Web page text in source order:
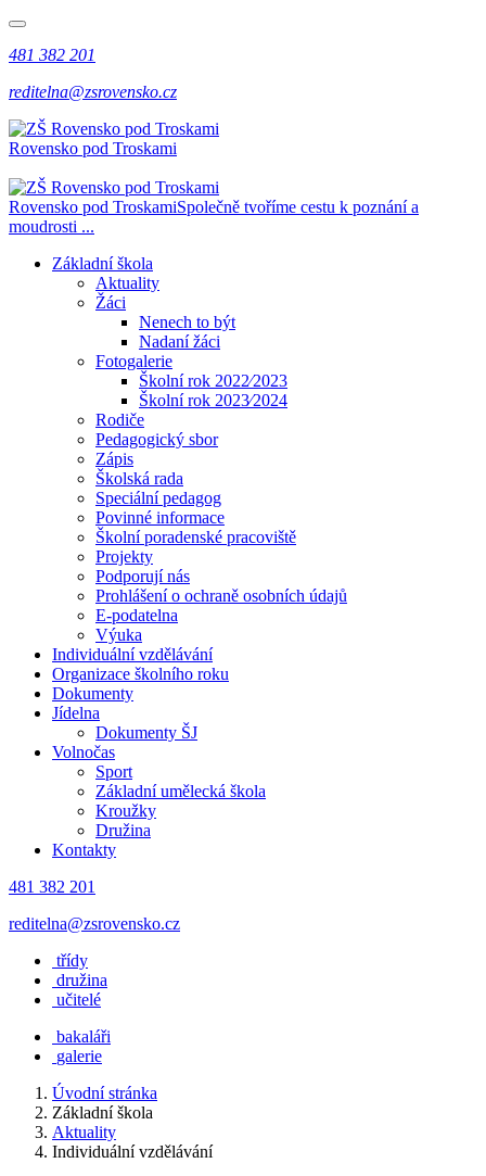
481 382 201
reditelna@zsrovensko.cz
Rovensko pod Troskami
Rovensko pod TroskamiSpolečně tvoříme cestu k poznání a
moudrosti ...
Základní škola
Aktuality
Žáci
Nenech to být
Nadaní žáci
Fotogalerie
Školní rok 2022⁄2023
Školní rok 2023⁄2024
Rodiče
Pedagogický sbor
Zápis
Školská rada
Speciální pedagog
Povinné informace
Školní poradenské pracoviště
Projekty
Podporují nás
Prohlášení o ochraně osobních údajů
E-podatelna
Výuka
Individuální vzdělávání
Organizace školního roku
Dokumenty
Jídelna
Dokumenty ŠJ
Volnočas
Sport
Základní umělecká škola
Kroužky
Družina
Kontakty
481 382 201
reditelna@zsrovensko.cz
třídy
družina
učitelé
bakaláři
galerie
Úvodní stránka
Základní škola
Aktuality
Individuální vzdělávání